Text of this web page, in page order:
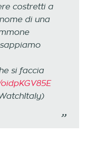
costretti a
di una
si faccia